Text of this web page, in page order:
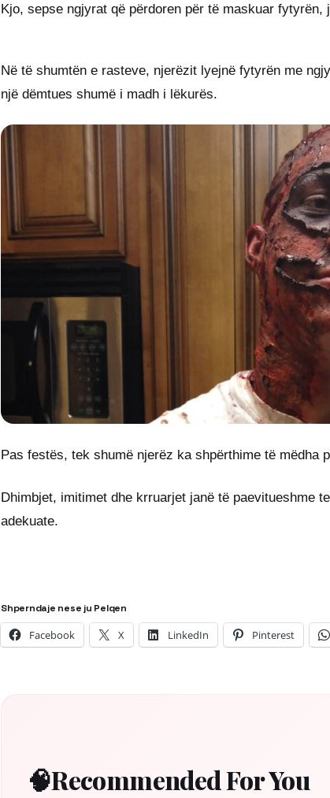
Kjo, sepse ngjyrat që përdoren për të maskuar fytyrën,
Në të shumtën e rasteve, njerëzit lyejnë fytyrën me
një dëmtues shumë i madh i lëkurës.
Pas festës, tek shumë njerëz ka shpërthime të mëdha
Dhimbjet, imitimet dhe krruarjet janë të paevitueshme
adekuate.
Shperndaje nese ju Pelqen
Facebook X LinkedIn Pinterest
🧠Recommended For You